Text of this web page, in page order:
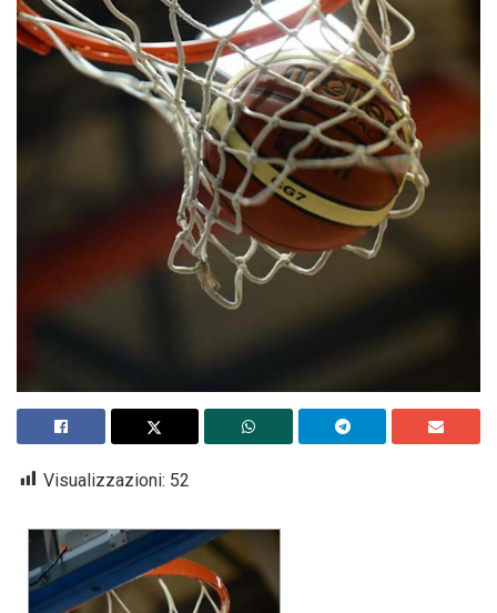
Visualizzazioni: 52